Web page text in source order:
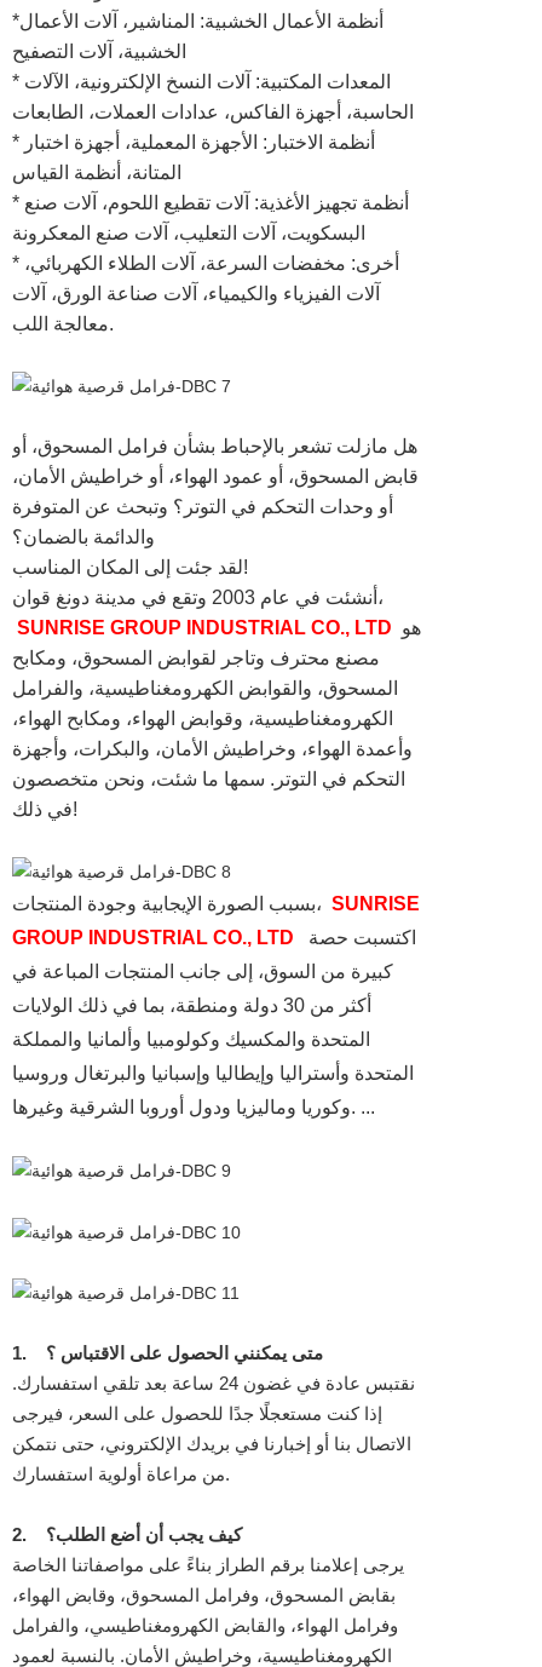
*أنظمة الأعمال الخشبية: المناشير، آلات الأعمال
الخشبية، آلات التصفيح
* المعدات المكتبية: آلات النسخ الإلكترونية، الآلات
الحاسبة، أجهزة الفاكس، عدادات العملات، الطابعات
* أنظمة الاختبار: الأجهزة المعملية، أجهزة اختبار
المتانة، أنظمة القياس
* أنظمة تجهيز الأغذية: آلات تقطيع اللحوم، آلات صنع
البسكويت، آلات التعليب، آلات صنع المعكرونة
* أخرى: مخفضات السرعة، آلات الطلاء الكهربائي،
آلات الفيزياء والكيمياء، آلات صناعة الورق، آلات
معالجة اللب.
هل مازلت تشعر بالإحباط بشأن فرامل المسحوق، أو
قابض المسحوق، أو عمود الهواء، أو خراطيش الأمان،
أو وحدات التحكم في التوتر؟ وتبحث عن المتوفرة
والدائمة بالضمان؟
لقد جئت إلى المكان المناسب!
أنشئت في عام 2003 وتقع في مدينة دونغ قوان،
SUNRISE GROUP INDUSTRIAL CO., LTD
مصنع محترف وتاجر لقوابض المسحوق، ومكابح
المسحوق، والقوابض الكهرومغناطيسية، والفرامل
الكهرومغناطيسية، وقوابض الهواء، ومكابح الهواء،
وأعمدة الهواء، وخراطيش الأمان، والبكرات، وأجهزة
التحكم في التوتر. سمها ما شئت، ونحن متخصصون
في ذلك!
بسبب الصورة الإيجابية وجودة المنتجات، SUNRISE
GROUP INDUSTRIAL CO., LTD
كبيرة من السوق، إلى جانب المنتجات المباعة في
أكثر من 30 دولة ومنطقة، بما في ذلك الولايات
المتحدة والمكسيك وكولومبيا وألمانيا والمملكة
المتحدة وأستراليا وإيطاليا وإسبانيا والبرتغال وروسيا
وكوريا وماليزيا ودول أوروبا الشرقية وغيرها. ...
1.
متى يمكنني الحصول على الاقتباس ؟
نقتبس عادة في غضون 24 ساعة بعد تلقي استفسارك.
إذا كنت مستعجلًا جدًا للحصول على السعر، فيرجى
الاتصال بنا أو إخبارنا في بريدك الإلكتروني، حتى نتمكن
من مراعاة أولوية استفسارك.
2.
كيف يجب أن أضع الطلب؟
يرجى إعلامنا برقم الطراز بناءً على مواصفاتنا الخاصة
بقابض المسحوق، وفرامل المسحوق، وقابض الهواء،
وفرامل الهواء، والقابض الكهرومغناطيسي، والفرامل
الكهرومغناطيسية، وخراطيش الأمان. بالنسبة لعمود